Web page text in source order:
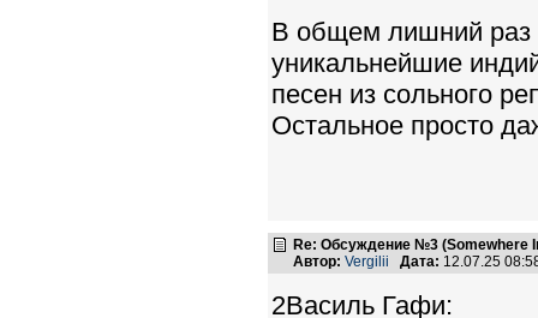
В общем лишний раз
уникальнейшие
песен из сольного
Остальное просто
Re: Обсуждение №3 (Somewhere
Автор: Vergilii Дата: 12.07.25
2Василь Гафи: